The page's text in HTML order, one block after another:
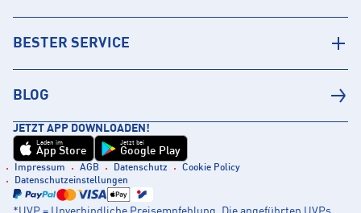
BESTER SERVICE
BLOG
JETZT APP DOWNLOADEN!
Laden im
App Store
Jetzt bei
Google Play
Impressum AGB Datenschutz
Cookie Policy
Datenschutzeinstellungen